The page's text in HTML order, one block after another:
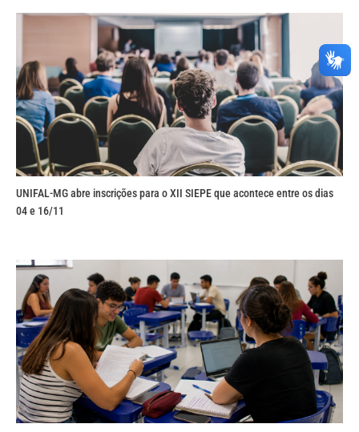
UNIFAL-MG abre inscrições para o XII SIEPE que acontece entre os dias
04 e 16/11